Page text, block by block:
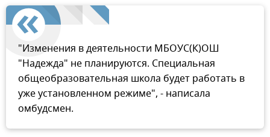
"Изменения в деятельности МБОУС(К)ОШ
"Надежда" не планируются. Специальная
общеобразовательная школа будет работать в
уже установленном режиме", - написала
омбудсмен.